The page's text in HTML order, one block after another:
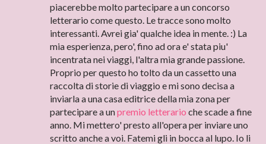
piacerebbe molto partecipare a un concorso
letterario come questo. Le tracce sono molto
interessanti. Avrei gia' qualche idea in mente. :) La
mia esperienza, pero', fino ad ora e' stata piu'
incentrata nei viaggi, l'altra mia grande passione.
Proprio per questo ho tolto da un cassetto una
raccolta di storie di viaggio e mi sono decisa a
inviarla a una casa editrice della mia zona per
partecipare a unpremio letterario che scade a fine
anno. Mi mettero' presto all'opera per inviare uno
scritto anche a voi. Fatemi gli in bocca al lupo. Io li